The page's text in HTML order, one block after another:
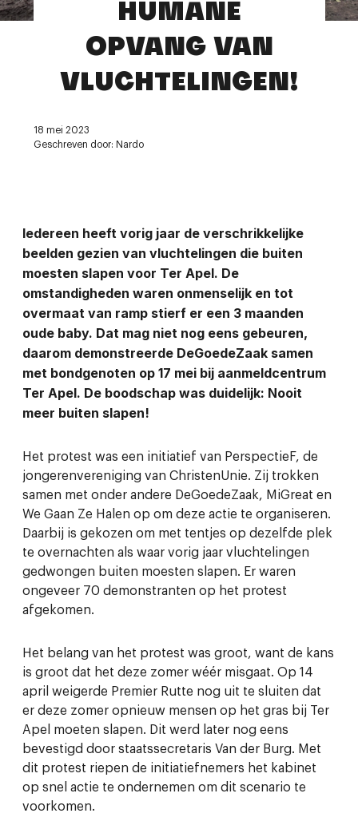
Contact
HUMANE
OPVANG VAN
VLUCHTELINGEN!
18 mei 2023
Geschreven door: Nardo
Iedereen heeft vorig jaar de verschrikkelijke
beelden gezien van vluchtelingen die buiten
moesten slapen voor Ter Apel. De
omstandigheden waren onmenselijk en tot
overmaat van ramp stierf er een 3 maanden
oude baby. Dat mag niet nog eens gebeuren,
daarom demonstreerde DeGoedeZaak samen
met bondgenoten op 17 mei bij aanmeldcentrum
Ter Apel. De boodschap was duidelijk: Nooit
meer buiten slapen!
Het protest was een initiatief van PerspectieF, de
jongerenvereniging van ChristenUnie. Zij trokken
samen met onder andere DeGoedeZaak, MiGreat en
We Gaan Ze Halen op om deze actie te organiseren.
Daarbij is gekozen om met tentjes op dezelfde plek
te overnachten als waar vorig jaar vluchtelingen
gedwongen buiten moesten slapen. Er waren
ongeveer 70 demonstranten op het protest
afgekomen.
Het belang van het protest was groot, want de kans
is groot dat het deze zomer wéér misgaat. Op 14
april weigerde Premier Rutte nog uit te sluiten dat
er deze zomer opnieuw mensen op het gras bij Ter
Apel moeten slapen. Dit werd later nog eens
bevestigd door staatssecretaris Van der Burg. Met
dit protest riepen de initiatiefnemers het kabinet
op snel actie te ondernemen om dit scenario te
voorkomen.